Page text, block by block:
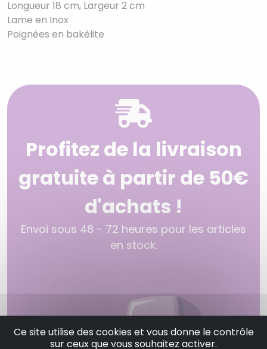
Longueur 18 cm, Largeur 2 cm
Lame en Inox
Poignées en bakélite
Profitez de la livraison
gratuite à partir de 50€
d'achats !
Envoi sous 48 - 72 heures pour les articles
en stock.
Ce site utilise des cookies et vous donne le contrôle
sur ceux que vous souhaitez activer.